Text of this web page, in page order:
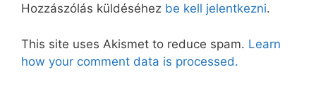
Hozzászólás küldéséhez be kell jelentkezni.
This site uses Akismet to reduce spam. Learn
how your comment data is processed.